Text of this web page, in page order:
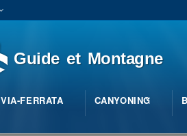
Guide et Montagne
VIA-FERRATA CANYONING